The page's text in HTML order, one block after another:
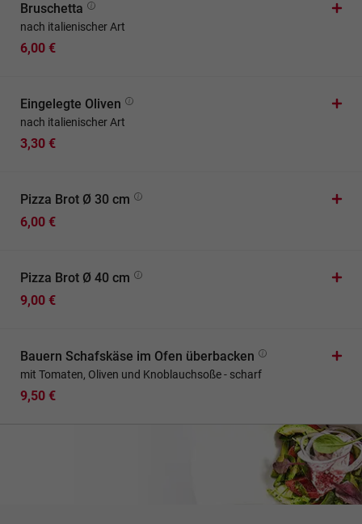
Bruschetta
nach italienischer Art
6,00 €
Eingelegte Oliven
nach italienischer Art
3,30 €
Pizza Brot Ø 30 cm
6,00 €
Pizza Brot Ø 40 cm
9,00 €
Bauern Schafskäse im Ofen überbacken
mit Tomaten, Oliven und Knoblauchsoße - scharf
9,50 €